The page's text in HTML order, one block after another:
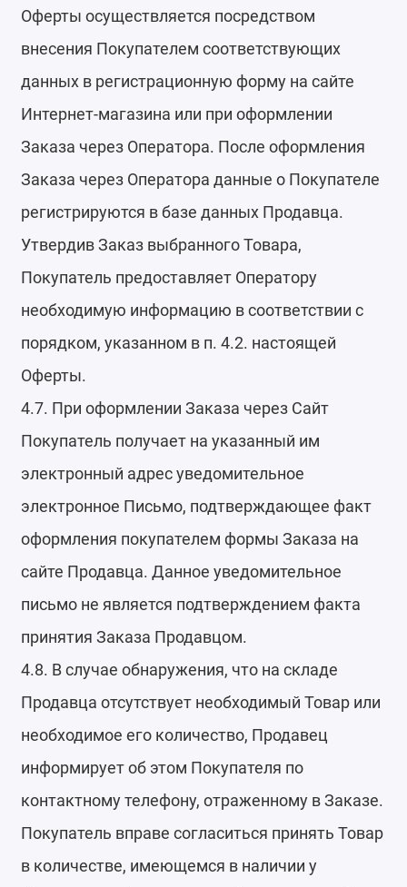
Оферты осуществляется посредством
внесения Покупателем соответствующих
данных в регистрационную форму на сайте
Интернет-магазина или при оформлении
Заказа через Оператора. После оформления
Заказа через Оператора данные о Покупателе
регистрируются в базе данных Продавца.
Утвердив Заказ выбранного Товара,
Покупатель предоставляет Оператору
необходимую информацию в соответствии с
порядком, указанном в п. 4.2. настоящей
Оферты.
4.7. При оформлении Заказа через Сайт
Покупатель получает на указанный им
электронный адрес уведомительное
электронное Письмо, подтверждающее факт
оформления покупателем формы Заказа на
сайте Продавца. Данное уведомительное
письмо не является подтверждением факта
принятия Заказа Продавцом.
4.8. В случае обнаружения, что на складе
Продавца отсутствует необходимый Товар или
необходимое его количество, Продавец
информирует об этом Покупателя по
контактному телефону, отраженному в Заказе.
Покупатель вправе согласиться принять Товар
в количестве, имеющемся в наличии у